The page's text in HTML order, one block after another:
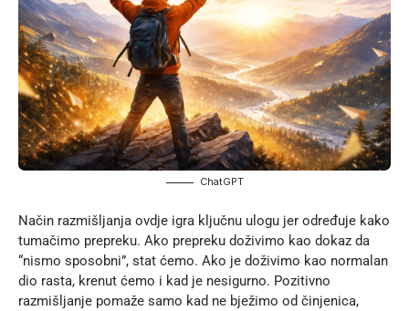
ChatGPT
Način razmišljanja ovdje igra ključnu ulogu jer određuje kako
tumačimo prepreku. Ako prepreku doživimo kao dokaz da
“nismo sposobni”, stat ćemo. Ako je doživimo kao normalan
dio rasta, krenut ćemo i kad je nesigurno. Pozitivno
razmišljanje pomaže samo kad ne bježimo od činjenica,